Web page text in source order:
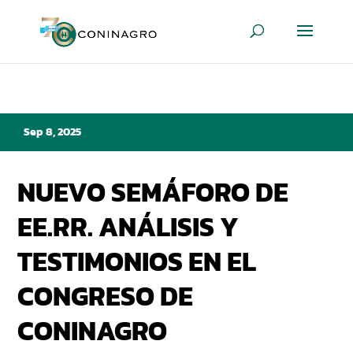
Sep 8, 2025
NUEVO SEMÁFORO DE
EE.RR. ANÁLISIS Y
TESTIMONIOS EN EL
CONGRESO DE
CONINAGRO